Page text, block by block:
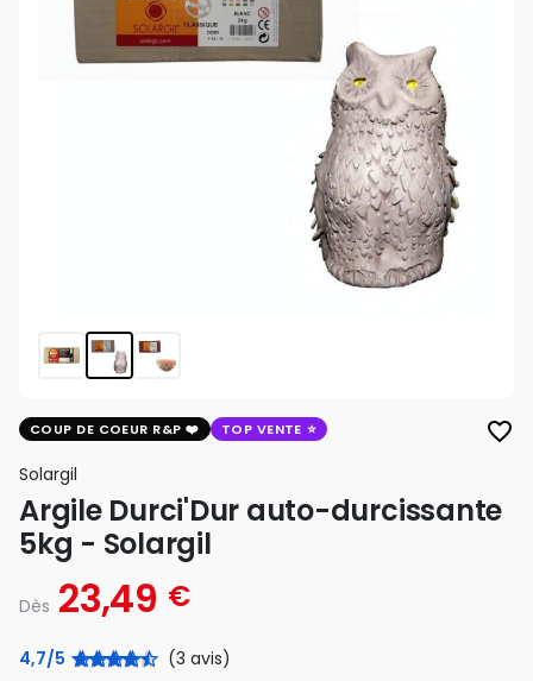
COUP DE COEUR R&P TOP VENTE favorite_border
Solargil
Argile Durci'Dur auto-durcissante
5kg - Solargil
Dès 23,49 €
4,7/5 (3 avis)